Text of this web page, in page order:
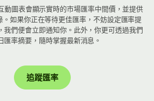
動圖表會顯示實時的市場匯率中間價，並提供
如果你正在等待更佳匯率，不妨設定匯率提
我們便會立即通知你。此外，你更可透過我們
匯率摘要，隨時掌握最新消息。
追蹤匯率